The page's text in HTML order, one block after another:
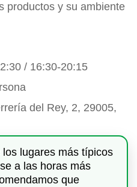
productos y su ambiente
/ 16:30-20:15
del Rey, 2, 29005,
lugares más típicos
a las horas más
que